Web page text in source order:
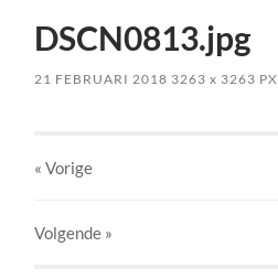
DSCN0813.jpg
21 FEBRUARI 2018 3263x 3263 PX
« Vorige
Volgende »